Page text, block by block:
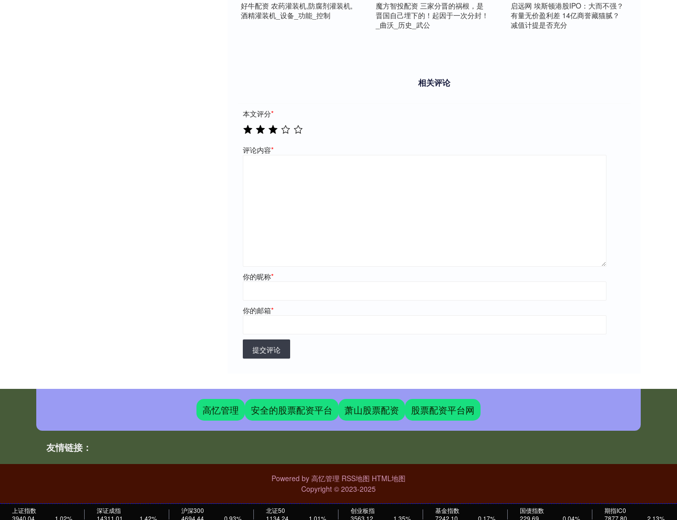
好牛配资 农药灌装机,防腐剂灌装机,
酒精灌装机_设备_功能_控制
魔方智投配资 三家分晋的祸根，是
晋国自己埋下的！起因于一次分封！
_曲沃_历史_武公
启远网 埃斯顿港股IPO：大而不强？
有量无价盈利差 14亿商誉藏猫腻？
减值计提是否充分
相关评论
本文评分*
评论内容*
你的昵称*
你的邮箱*
提交评论
上证指数
3940.04
1.02%
深证成指
14311.01
1.42%
沪深300
4694.44
0.93%
北证50
1134.24
1.01%
创业板指
3563.12
1.35%
基金指数
7242.10
0.17%
国债指数
229.69
0.04%
期指IC0
7877.80
2.13%
高忆管理 安全的股票配资平台 萧山股票配资 股票配资平台网
友情链接：
Powered by 高忆管理 RSS地图 HTML地图
Copyright © 2023-2025